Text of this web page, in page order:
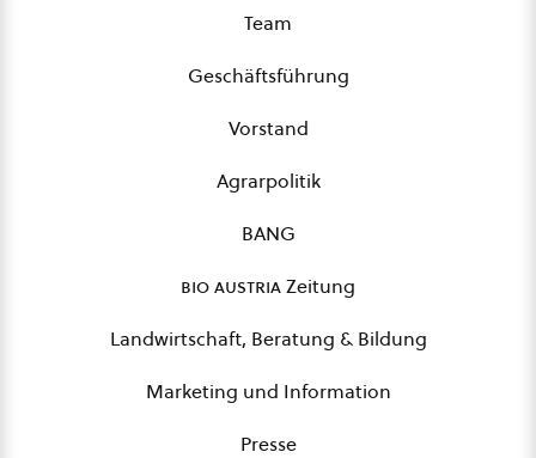
Team
Geschäftsführung
Vorstand
Agrarpolitik
BANG
bio austriaZeitung
Landwirtschaft, Beratung & Bildung
Marketing und Information
Presse